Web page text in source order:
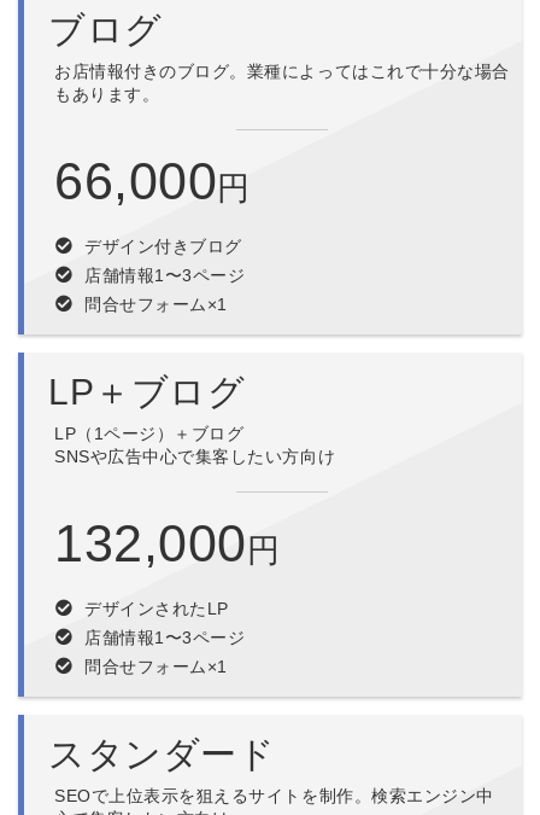
ブログ
お店情報付きのブログ。業種によってはこれで十分な場合
もあります。
66,000円
デザイン付きブログ
店舗情報1〜3ページ
問合せフォーム×1
LP＋ブログ
LP（1ページ）＋ブログ
SNSや広告中心で集客したい方向け
132,000円
デザインされたLP
店舗情報1〜3ページ
問合せフォーム×1
スタンダード
SEOで上位表示を狙えるサイトを制作。検索エンジン中